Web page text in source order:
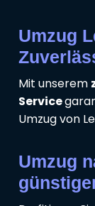
Umzug
Mit unserem
Service
Umzug von
Umzug